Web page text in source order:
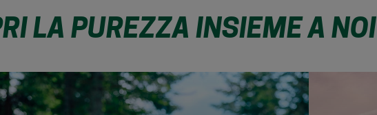
LA PUREZZA INSIEME A NOI